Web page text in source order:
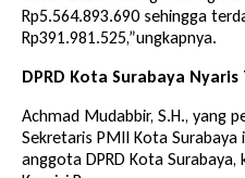
Rp5.564.893.690 sehingga
Rp391.981.525,”ungkapnya.
DPRD Kota Surabaya
Achmad Mudabbir, S.H., yang
Sekretaris PMII Kota
anggota DPRD Kota Surabaya,